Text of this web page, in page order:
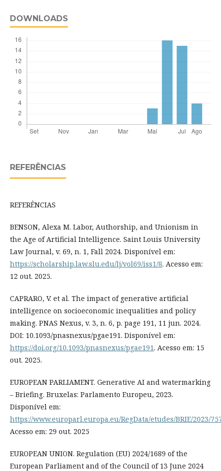
DOWNLOADS
REFERÊNCIAS
REFERÊNCIAS
BENSON, Alexa M. Labor, Authorship, and Unionism in
the Age of Artificial Intelligence. Saint Louis University
Law Journal, v. 69, n. 1, Fall 2024. Disponível em:
https://scholarship.law.slu.edu/lj/vol69/iss1/8. Acesso em:
12 out. 2025.
CAPRARO, V. et al. The impact of generative artificial
intelligence on socioeconomic inequalities and policy
making. PNAS Nexus, v. 3, n. 6, p. page 191, 11 jun. 2024.
DOI: 10.1093/pnasnexus/pgae191. Disponível em:
https://doi.org/10.1093/pnasnexus/pgae191. Acesso em: 15
out. 2025.
EUROPEAN PARLIAMENT. Generative AI and watermarking
– Briefing. Bruxelas: Parlamento Europeu, 2023.
Disponível em:
https://www.europarl.europa.eu/RegData/etudes/BRIE/2023/
Acesso em: 29 out. 2025
EUROPEAN UNION. Regulation (EU) 2024/1689 of the
European Parliament and of the Council of 13 June 2024